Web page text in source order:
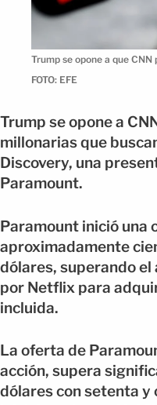
Trump se opone a que
FOTO: EFE
Trump se opone a
millonarias que
Discovery, una
Paramount.
Paramount inició una
aproximadamente
dólares, superando
por Netflix para
incluida.
La oferta de
acción, supera
dólares con setenta y